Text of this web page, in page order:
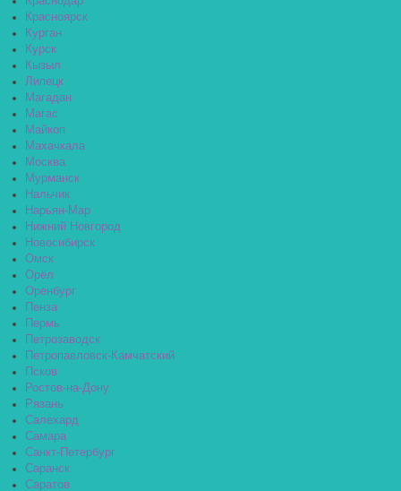
Красноярск
Курган
Курск
Кызыл
Липецк
Магадан
Магас
Майкоп
Махачкала
Москва
Мурманск
Нальчик
Нарьян-Мар
Нижний Новгород
Новосибирск
Омск
Орёл
Оренбург
Пенза
Пермь
Петрозаводск
Петропавловск-Камчатский
Псков
Ростов-на-Дону
Рязань
Салехард
Самара
Санкт-Петербург
Саранск
Саратов